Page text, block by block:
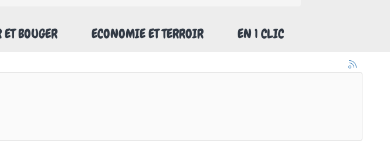
BOUGER ECONOMIE ET TERROIR EN 1 CLIC